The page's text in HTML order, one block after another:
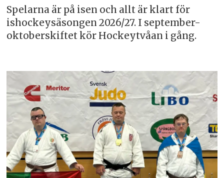
Spelarna är på isen och allt är klart för
ishockeysäsongen 2026/27. I september-
oktoberskiftet kör Hockeytvåan i gång.